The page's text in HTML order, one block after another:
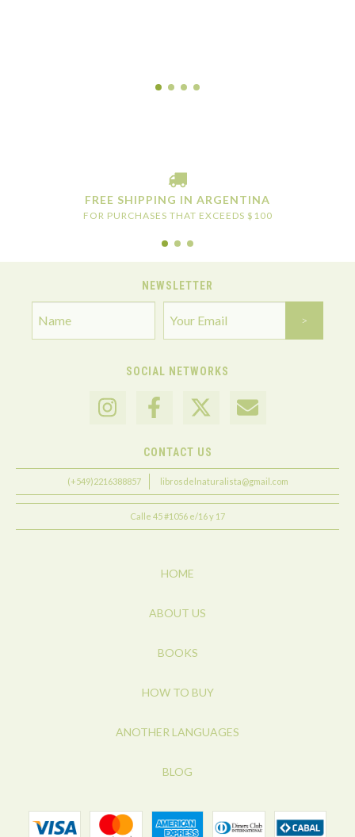
FREE SHIPPING IN ARGENTINA
FOR PURCHASES THAT EXCEEDS $100
NEWSLETTER
SOCIAL NETWORKS
CONTACT US
(+549)2216388857 librosdelnaturalista@gmail.com
Calle 45 #1056 e/16 y 17
HOME
ABOUT US
BOOKS
HOW TO BUY
ANOTHER LANGUAGES
BLOG